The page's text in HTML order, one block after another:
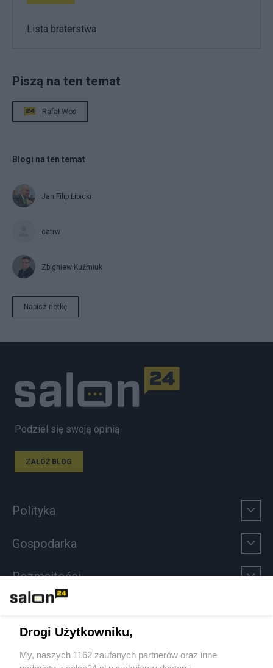
Lista braterstwa
Piszą na ten temat
Rafał Woś
Blogi na ten temat
Jan Filip Libicki
catrw
Zbigniew Kuźmiuk
Napisz notkę
Podziel się swoją opinią
ZAŁÓŻ BLOG
Polityka
Gospodarka
Rozmaitości
Sport
Drogi Użytkowniku,
My, naszych 1162 zaufanych partnerów oraz inne